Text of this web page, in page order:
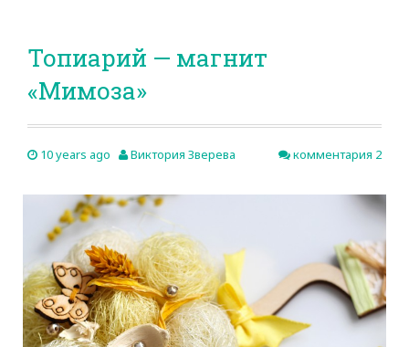
Топиарий — магнит
«Мимоза»
10 years ago Виктория Зверева комментария 2